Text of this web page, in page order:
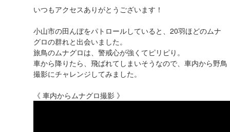
いつもアクセスありがとうございます！
小山市の田んぼをパトロールしていると、20羽ほどのムナ
グロの群れと出会いました。
旅鳥のムナグロは、警戒心が強くてピリピり。
車から降りたら、飛ばれてしまいそうなので、車内から野鳥
撮影にチャレンジしてみました。
《 車内からムナグロ撮影 》